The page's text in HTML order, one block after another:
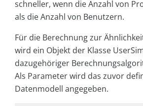
schneller, wenn die Anzahl von
als die Anzahl von Benutzern.
Für die Berechnung zur
wird ein Objekt der Klasse
dazugehöriger
Als Parameter wird das zuvor
Datenmodell angegeben.